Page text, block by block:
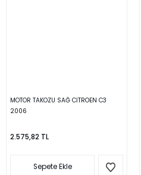
MOTOR TAKOZU SAĞ CİTROEN C3
2006
2.575,82 TL
Sepete Ekle